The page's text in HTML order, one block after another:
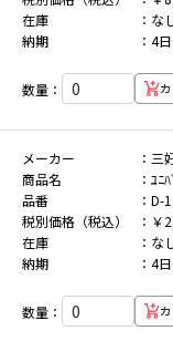
在庫
な
納期
4
数量：
メーカー
三
商品名
ﾕﾆ
品番
D-
税別価格（税込）
￥
在庫
な
納期
4
数量：